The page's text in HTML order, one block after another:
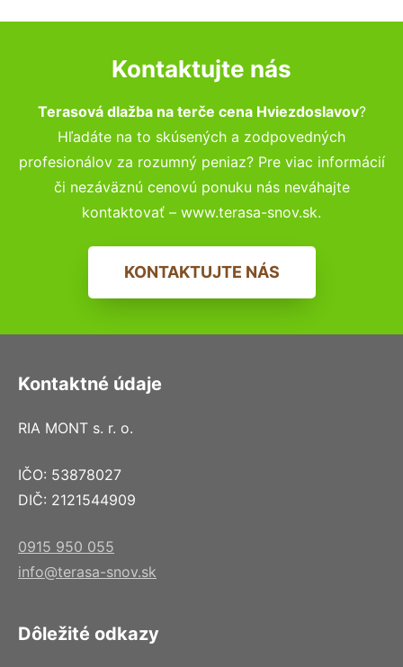
Kontaktujte nás
Terasová dlažba na terče cena Hviezdoslavov?
Hľadáte na to skúsených a zodpovedných
profesionálov za rozumný peniaz? Pre viac informácií
či nezáväznú cenovú ponuku nás neváhajte
kontaktovať – www.terasa-snov.sk.
KONTAKTUJTE NÁS
Kontaktné údaje
RIA MONT s. r. o.
IČO: 53878027
DIČ: 2121544909
0915 950 055
info@terasa-snov.sk
Dôležité odkazy